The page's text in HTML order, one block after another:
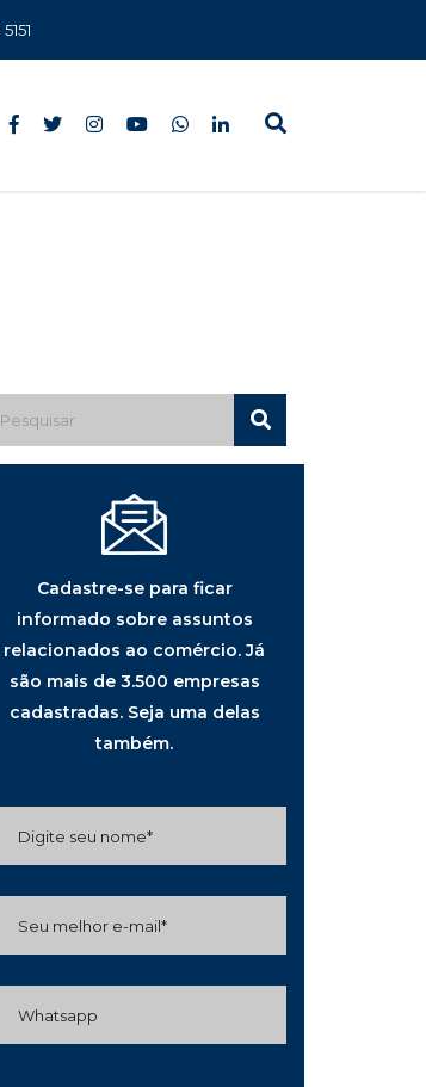
Cadastre-se para ficar
informado sobre assuntos
relacionados ao comércio. Já
são mais de 3.500 empresas
cadastradas. Seja uma delas
também.